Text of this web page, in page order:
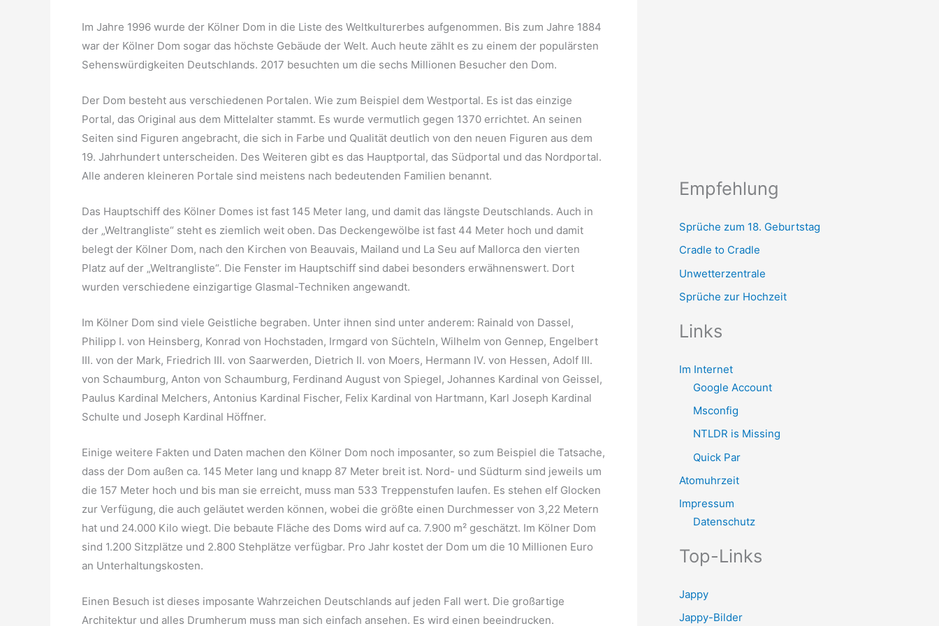
Im Jahre 1996 wurde der Kölner Dom in die Liste des Weltkulturerbes aufgenommen. Bis zum Jahre 1884
war der Kölner Dom sogar das höchste Gebäude der Welt. Auch heute zählt es zu einem der populärsten
Sehenswürdigkeiten Deutschlands. 2017 besuchten um die sechs Millionen Besucher den Dom.
Der Dom besteht aus verschiedenen Portalen. Wie zum Beispiel dem Westportal. Es ist das einzige
Portal, das Original aus dem Mittelalter stammt. Es wurde vermutlich gegen 1370 errichtet. An seinen
Seiten sind Figuren angebracht, die sich in Farbe und Qualität deutlich von den neuen Figuren aus dem
19. Jahrhundert unterscheiden. Des Weiteren gibt es das Hauptportal, das Südportal und das Nordportal.
Alle anderen kleineren Portale sind meistens nach bedeutenden Familien benannt.
Das Hauptschiff des Kölner Domes ist fast 145 Meter lang, und damit das längste Deutschlands. Auch in
der „Weltrangliste“ steht es ziemlich weit oben. Das Deckengewölbe ist fast 44 Meter hoch und damit
belegt der Kölner Dom, nach den Kirchen von Beauvais, Mailand und La Seu auf Mallorca den vierten
Platz auf der „Weltrangliste“. Die Fenster im Hauptschiff sind dabei besonders erwähnenswert. Dort
wurden verschiedene einzigartige Glasmal-Techniken angewandt.
Im Kölner Dom sind viele Geistliche begraben. Unter ihnen sind unter anderem: Rainald von Dassel,
Philipp I. von Heinsberg, Konrad von Hochstaden, Irmgard von Süchteln, Wilhelm von Gennep, Engelbert
III. von der Mark, Friedrich III. von Saarwerden, Dietrich II. von Moers, Hermann IV. von Hessen, Adolf III.
von Schaumburg, Anton von Schaumburg, Ferdinand August von Spiegel, Johannes Kardinal von Geissel,
Paulus Kardinal Melchers, Antonius Kardinal Fischer, Felix Kardinal von Hartmann, Karl Joseph Kardinal
Schulte und Joseph Kardinal Höffner.
Einige weitere Fakten und Daten machen den Kölner Dom noch imposanter, so zum Beispiel die Tatsache,
dass der Dom außen ca. 145 Meter lang und knapp 87 Meter breit ist. Nord- und Südturm sind jeweils um
die 157 Meter hoch und bis man sie erreicht, muss man 533 Treppenstufen laufen. Es stehen elf Glocken
zur Verfügung, die auch geläutet werden können, wobei die größte einen Durchmesser von 3,22 Metern
hat und 24.000 Kilo wiegt. Die bebaute Fläche des Doms wird auf ca. 7.900 m² geschätzt. Im Kölner Dom
sind 1.200 Sitzplätze und 2.800 Stehplätze verfügbar. Pro Jahr kostet der Dom um die 10 Millionen Euro
an Unterhaltungskosten.
Einen Besuch ist dieses imposante Wahrzeichen Deutschlands auf jeden Fall wert. Die großartige
Architektur und alles Drumherum muss man sich einfach ansehen. Es wird einen beeindrucken.
Empfehlung
Sprüche zum 18. Geburtstag
Cradle to Cradle
Unwetterzentrale
Sprüche zur Hochzeit
Links
Im Internet
Google Account
Msconfig
NTLDR is Missing
Quick Par
Atomuhrzeit
Impressum
Datenschutz
Top-Links
Jappy
Jappy-Bilder